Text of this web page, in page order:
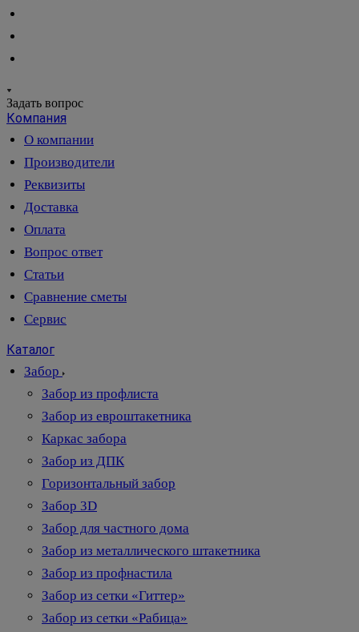
Задать вопрос
Компания
О компании
Производители
Реквизиты
Доставка
Оплата
Вопрос ответ
Статьи
Сравнение сметы
Сервис
Каталог
Забор
Забор из профлиста
Забор из евроштакетника
Каркас забора
Забор из ДПК
Горизонтальный забор
Забор 3D
Забор для частного дома
Забор из металлического штакетника
Забор из профнастила
Забор из сетки «Гиттер»
Забор из сетки «Рабица»